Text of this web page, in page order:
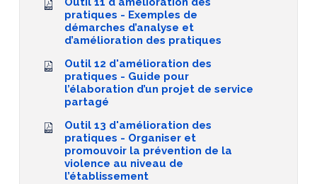
pratiques - Exemples de
démarches d’analyse et
d’amélioration des pratiques
Outil 12 d'amélioration des
pratiques - Guide pour
l’élaboration d’un projet de service
partagé
Outil 13 d'amélioration des
pratiques - Organiser et
promouvoir la prévention de la
violence au niveau de
l’établissement